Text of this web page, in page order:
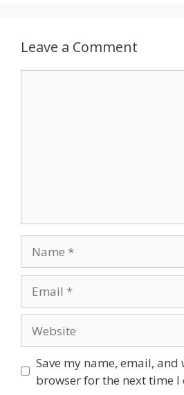
Leave a Comment
Save my name, email, and
browser for the next time I